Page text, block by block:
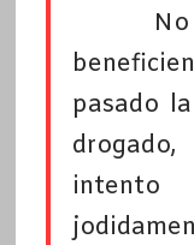
No
pasado
intento